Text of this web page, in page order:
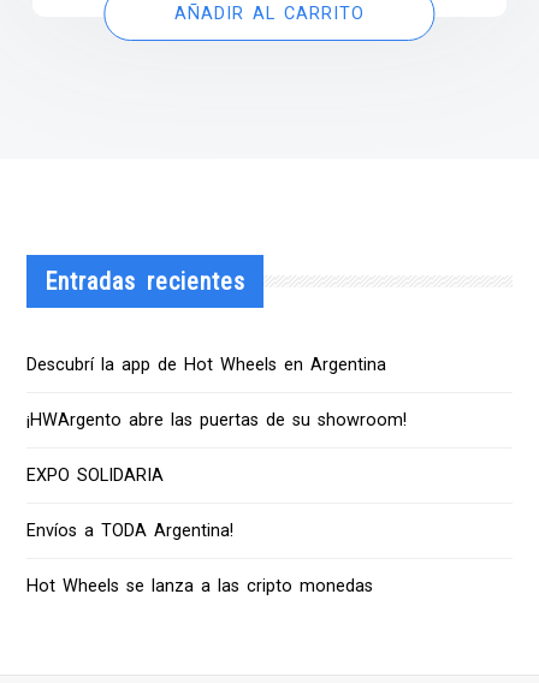
AÑADIR AL CARRITO
Entradas recientes
Descubrí la app de Hot Wheels en Argentina
¡HWArgento abre las puertas de su showroom!
EXPO SOLIDARIA
Envíos a TODA Argentina!
Hot Wheels se lanza a las cripto monedas